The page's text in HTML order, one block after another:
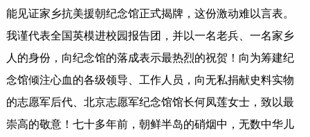
能见证家乡抗美援朝纪念馆正式揭牌，这份激动难以言表。
我谨代表全国英模进校园报告团，并以一名老兵、一名家乡
人的身份，向纪念馆的落成表示最热烈的祝贺！向为筹建纪
念馆倾注心血的各级领导、工作人员，向无私捐献史料实物
的志愿军后代、北京志愿军纪念馆馆长何凤莲女士，致以最
崇高的敬意！七十多年前，朝鲜半岛的硝烟中，无数中华儿